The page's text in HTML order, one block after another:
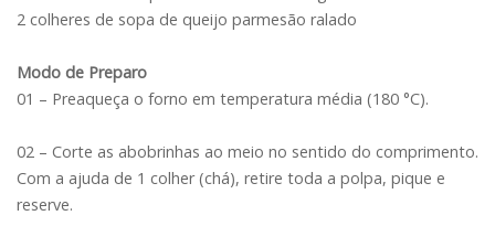
2 colheres de sopa de queijo parmesão ralado
Modo de Preparo
01 – Preaqueça o forno em temperatura média (180 °C).
02 – Corte as abobrinhas ao meio no sentido do comprimento.
Com a ajuda de 1 colher (chá), retire toda a polpa, pique e
reserve.